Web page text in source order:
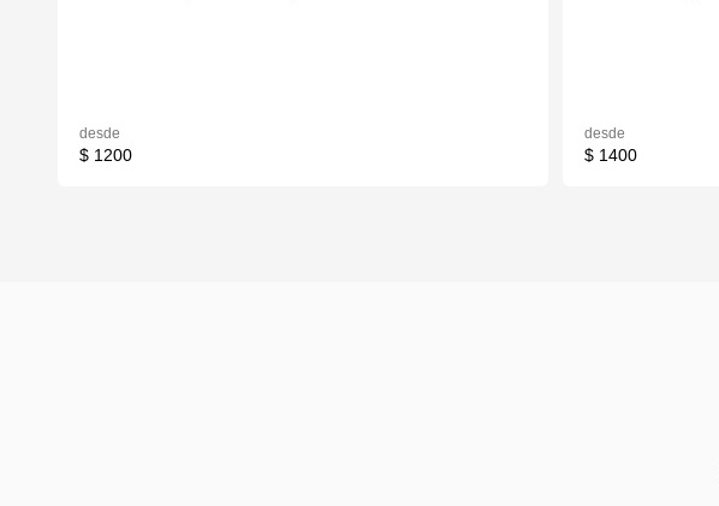
desde
$ 1200
desde
$ 1400